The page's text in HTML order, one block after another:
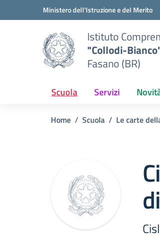
Vai ai contenuti
Vai al menu di navigazioneMinistero dell'Istruzione e del Merito
Istituto
"Collodi-
Fasano (BR)
Scuola Servizi
Home Scuola Le carte